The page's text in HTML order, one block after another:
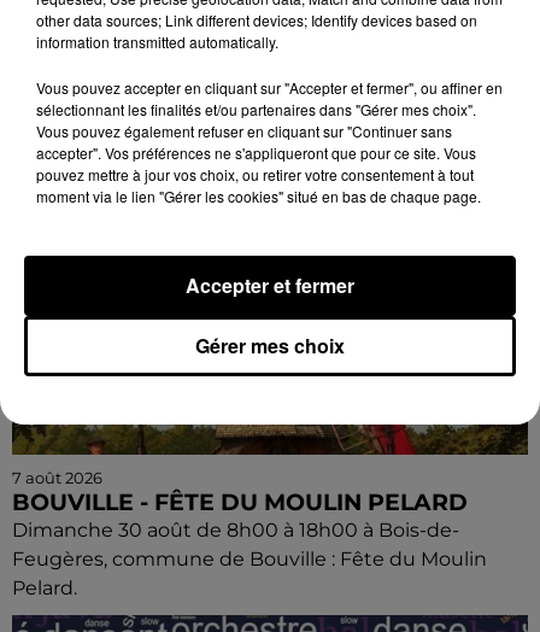
Randonnée pédestre. Deux parcours au choix.
Inscription obligatoire.
7 août 2026
BOUVILLE - FÊTE DU MOULIN PELARD
Dimanche 30 août de 8h00 à 18h00 à Bois-de-
Feugères, commune de Bouville : Fête du Moulin
Pelard.
other data sources; Link different devices; Identify devices based on
information transmitted automatically.
Vous pouvez accepter en cliquant sur "Accepter et fermer", ou affiner en
sélectionnant les finalités et/ou partenaires dans "Gérer mes choix".
Vous pouvez également refuser en cliquant sur "Continuer sans
accepter". Vos préférences ne s'appliqueront que pour ce site. Vous
pouvez mettre à jour vos choix, ou retirer votre consentement à tout
moment via le lien "Gérer les cookies" situé en bas de chaque page.
Gérer mes choix
Accepter et fermer